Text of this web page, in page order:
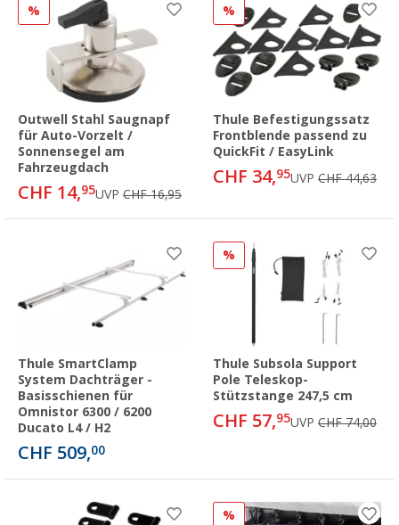
%
Outwell Stahl Saugnapf
für Auto-Vorzelt /
Sonnensegel am
Fahrzeugdach
CHF 14,95UVP CHF 16,95
%
Thule Befestigungssatz
Frontblende passend zu
QuickFit / EasyLink
CHF 34,95UVP CHF 44,63
Thule SmartClamp
System Dachträger -
Basisschienen für
Omnistor 6300 / 6200
Ducato L4 / H2
CHF 509,00
%
Thule Subsola Support
Pole Teleskop-
Stützstange 247,5 cm
CHF 57,95UVP CHF 74,00
%